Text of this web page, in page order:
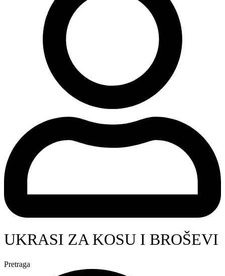
UKRASI ZA KOSU I BROŠEVI
Pretraga